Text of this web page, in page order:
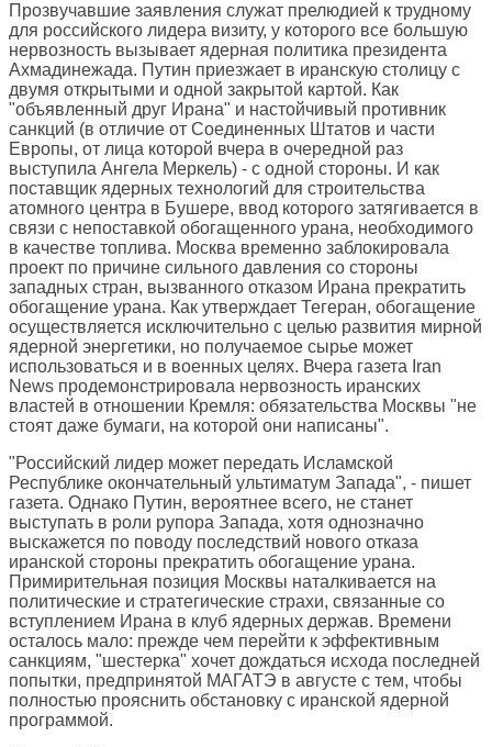
Прозвучавшие заявления служат прелюдией к трудному
для российского лидера визиту, у которого все большую
нервозность вызывает ядерная политика президента
Ахмадинежада. Путин приезжает в иранскую столицу с
двумя открытыми и одной закрытой картой. Как
"объявленный друг Ирана" и настойчивый противник
санкций (в отличие от Соединенных Штатов и части
Европы, от лица которой вчера в очередной раз
выступила Ангела Меркель) - с одной стороны. И как
поставщик ядерных технологий для строительства
атомного центра в Бушере, ввод которого затягивается в
связи с непоставкой обогащенного урана, необходимого
в качестве топлива. Москва временно заблокировала
проект по причине сильного давления со стороны
западных стран, вызванного отказом Ирана прекратить
обогащение урана. Как утверждает Тегеран, обогащение
осуществляется исключительно с целью развития мирной
ядерной энергетики, но получаемое сырье может
использоваться и в военных целях. Вчера газета Iran
News продемонстрировала нервозность иранских
властей в отношении Кремля: обязательства Москвы "не
стоят даже бумаги, на которой они написаны".
"Российский лидер может передать Исламской
Республике окончательный ультиматум Запада", - пишет
газета. Однако Путин, вероятнее всего, не станет
выступать в роли рупора Запада, хотя однозначно
выскажется по поводу последствий нового отказа
иранской стороны прекратить обогащение урана.
Примирительная позиция Москвы наталкивается на
политические и стратегические страхи, связанные со
вступлением Ирана в клуб ядерных держав. Времени
осталось мало: прежде чем перейти к эффективным
санкциям, "шестерка" хочет дождаться исхода последней
попытки, предпринятой МАГАТЭ в августе с тем, чтобы
полностью прояснить обстановку с иранской ядерной
программой.